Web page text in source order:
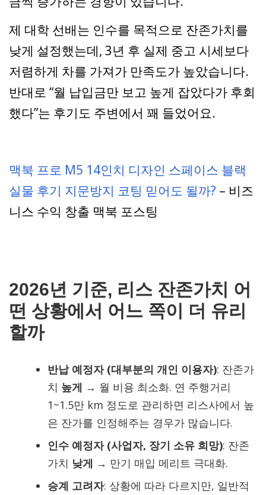
제 대학 선배는 인수를 목적으로 잔존가치를
낮게 설정했는데, 3년 후 실제 중고 시세보다
저렴하게 차를 가져가 만족도가 높았습니다.
반대로 “월 납입금만 보고 높게 잡았다가 후회
했다”는 후기도 주변에서 꽤 들었어요.
맥북 프로 M5 14인치 디자인 스페이스 블랙
실물 후기 지문방지 코팅 믿어도 될까? – 비즈
니스 수익 창출 맥북 포스팅
2026년 기준, 리스 잔존가치 어
떤 상황에서 어느 쪽이 더 유리
할까
반납 예정자 (대부분의 개인 이용자): 잔존가
치 높게 → 월 비용 최소화. 연 주행거리
1~1.5만 km 정도로 관리하면 리스사에서 높
은 잔가를 인정해주는 경우가 많습니다.
인수 예정자 (사업자, 장기 소유 희망): 잔존
가치 낮게 → 만기 매입 메리트 극대화.
승계 고려자: 상황에 따라 다르지만, 일반적